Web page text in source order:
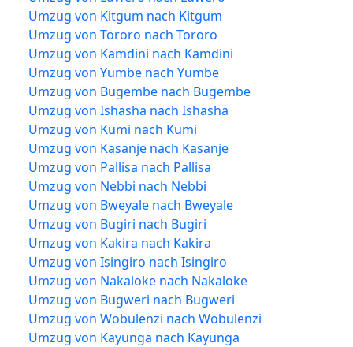
Umzug von Kitgum nach Kitgum
Umzug von Tororo nach Tororo
Umzug von Kamdini nach Kamdini
Umzug von Yumbe nach Yumbe
Umzug von Bugembe nach Bugembe
Umzug von Ishasha nach Ishasha
Umzug von Kumi nach Kumi
Umzug von Kasanje nach Kasanje
Umzug von Pallisa nach Pallisa
Umzug von Nebbi nach Nebbi
Umzug von Bweyale nach Bweyale
Umzug von Bugiri nach Bugiri
Umzug von Kakira nach Kakira
Umzug von Isingiro nach Isingiro
Umzug von Nakaloke nach Nakaloke
Umzug von Bugweri nach Bugweri
Umzug von Wobulenzi nach Wobulenzi
Umzug von Kayunga nach Kayunga